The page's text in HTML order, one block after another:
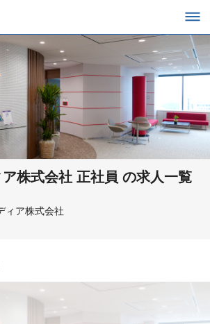
株式会社 正社員 の求人一覧
ィア株式会社